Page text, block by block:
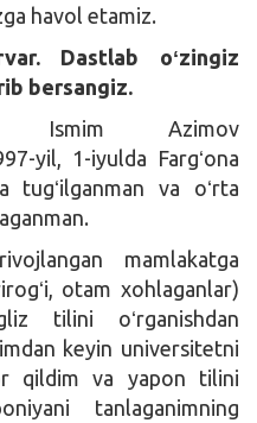
havol etamiz.
Dastlab oʻzingiz
bersangiz.
Ismim Azimov
yil, 1-iyulda Fargʻona
tugʻilganman va oʻrta
mamlakatga
otam xohlaganlar)
tilini oʻrganishdan
keyin universitetni
qildim va yapon tilini
tanlaganimning